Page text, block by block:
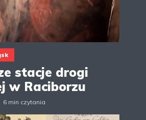
stacje drogi
w Raciborzu
6 min czytania